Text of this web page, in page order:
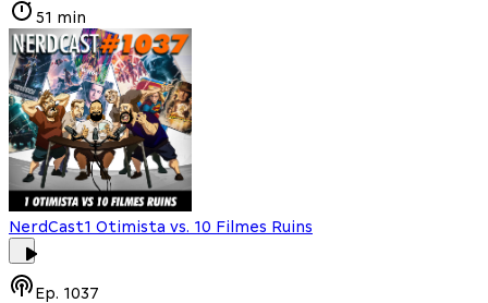
51 min
NerdCast1 Otimista vs. 10 Filmes Ruins
Ep. 1037